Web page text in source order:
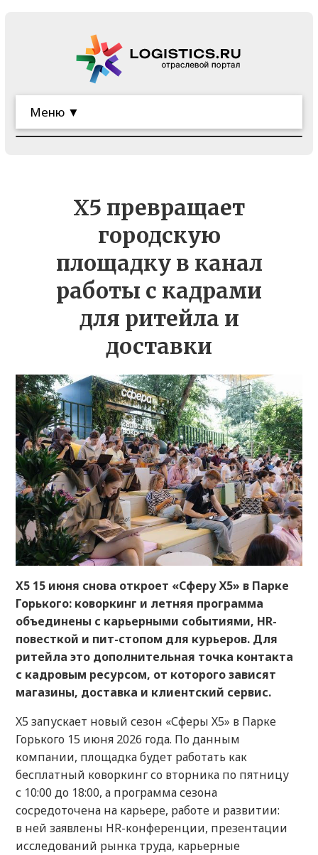
Меню ▼
X5 превращает
городскую
площадку в канал
работы с кадрами
для ритейла и
доставки
X5 15 июня снова откроет «Сферу Х5» в Парке
Горького: коворкинг и летняя программа
объединены с карьерными событиями, HR-
повесткой и пит-стопом для курьеров. Для
ритейла это дополнительная точка контакта
с кадровым ресурсом, от которого зависят
магазины, доставка и клиентский сервис.
X5 запускает новый сезон «Сферы Х5» в Парке
Горького 15 июня 2026 года. По данным
компании, площадка будет работать как
бесплатный коворкинг со вторника по пятницу
с 10:00 до 18:00, а программа сезона
сосредоточена на карьере, работе и развитии:
в ней заявлены HR-конференции, презентации
исследований рынка труда, карьерные